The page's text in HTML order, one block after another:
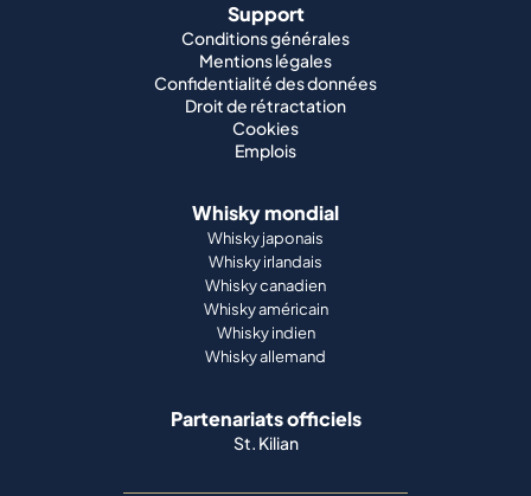
Support
Conditions générales
Mentions légales
Confidentialité des données
Droit de rétractation
Cookies
Emplois
Whisky mondial
Whisky japonais
Whisky irlandais
Whisky canadien
Whisky américain
Whisky indien
Whisky allemand
Partenariats officiels
St. Kilian